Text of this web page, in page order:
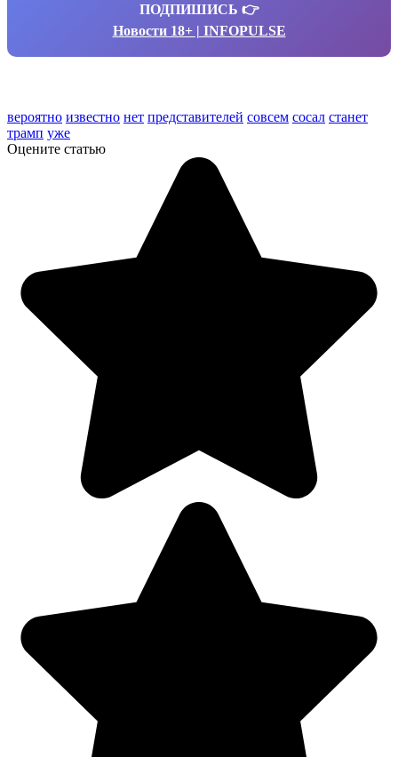
ПОДПИШИСЬ 👉
Новости 18+ | INFOPULSE
вероятно известно нет представителей совсем сосал станет
трамп уже
Оцените статью